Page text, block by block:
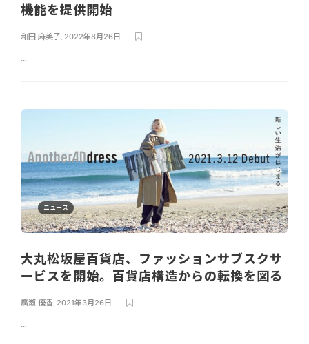
機能を提供開始
和田 麻美子, 2022年8月26日
...
ニュース
大丸松坂屋百貨店、ファッションサブスクサ
ービスを開始。百貨店構造からの転換を図る
廣瀬 優香 2021年3月26日
...